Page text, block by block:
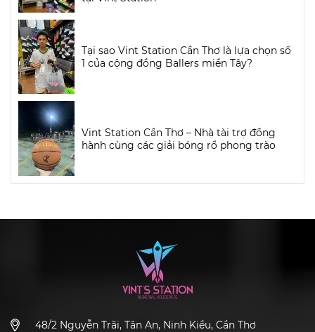
Tại sao Vint Station Cần Thơ là lựa chọn số
1 của cộng đồng Ballers miền Tây?
Vint Station Cần Thơ – Nhà tài trợ đồng
hành cùng các giải bóng rổ phong trào
48/2 Nguyễn Trãi, Tân An, Ninh Kiều, Cần Thơ